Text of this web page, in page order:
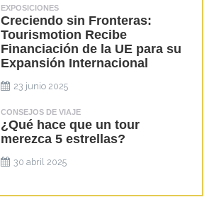
EXPOSICIONES
Creciendo sin Fronteras:
Tourismotion Recibe
Financiación de la UE para su
Expansión Internacional
23 junio 2025
CONSEJOS DE VIAJE
¿Qué hace que un tour
merezca 5 estrellas?
30 abril 2025